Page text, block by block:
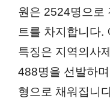
원은 2524명으로
트를 차지합니다.
특징은 지역의사
488명을 선발하
형으로 채워집니